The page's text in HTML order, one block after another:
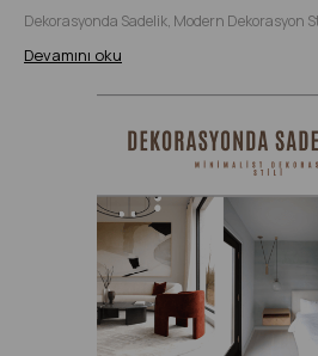
Dekorasyonda Sadelik, Modern Dekorasyon
Devamını oku